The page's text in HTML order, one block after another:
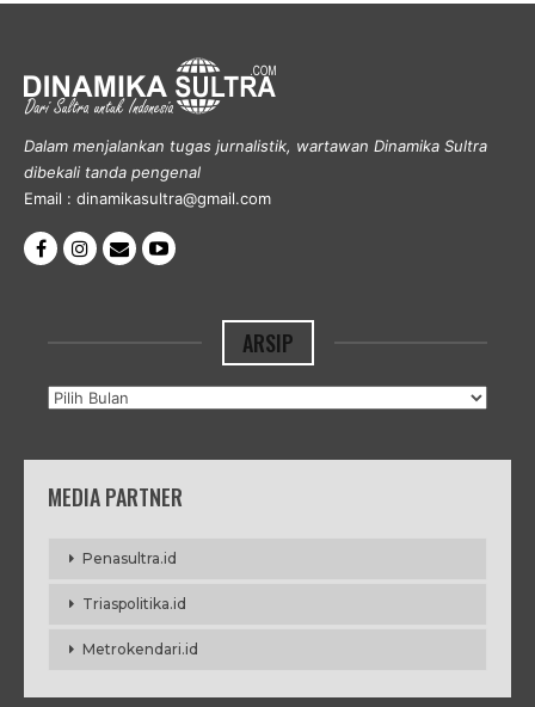
Dalam menjalankan tugas jurnalistik, wartawan Dinamika Sultra
dibekali tanda pengenal
Email : dinamikasultra@gmail.com
ARSIP
Arsip
MEDIA PARTNER
Penasultra.id
Triaspolitika.id
Metrokendari.id